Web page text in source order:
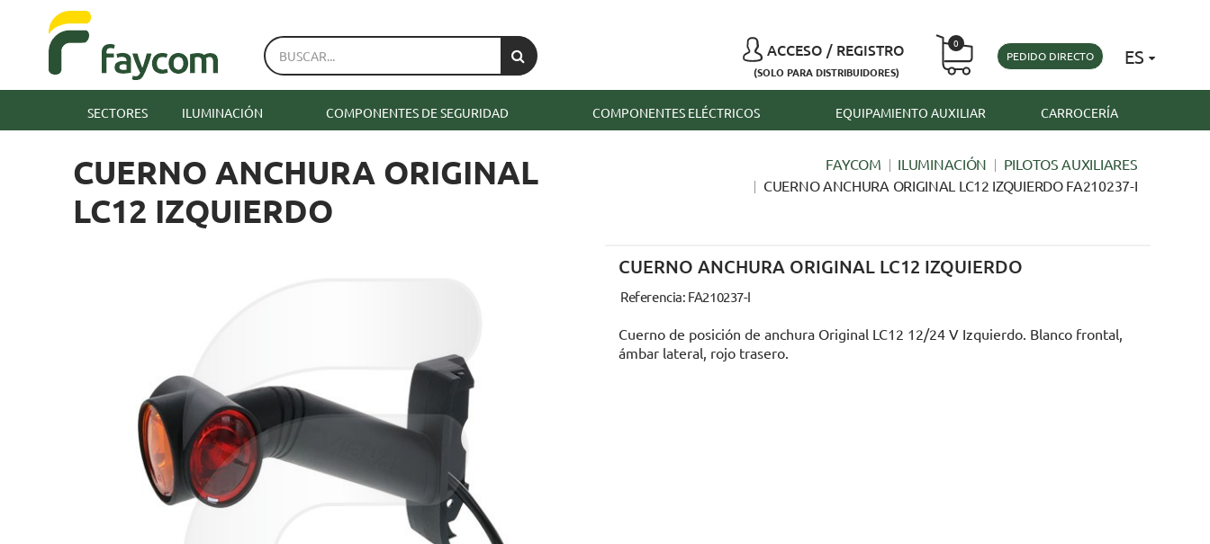
PEDIDO DIRECTO
(SOLO PARA DISTRIBUIDORES)
ES
ACCESO / REGISTRO 0
SECTORES ILUMINACIÓN COMPONENTES DE SEGURIDAD COMPONENTES ELÉCTRICOS EQUIPAMIENTO AUXILIAR CARROCERÍA
CUERNO ANCHURA ORIGINAL
LC12 IZQUIERDO
FAYCOM ILUMINACIÓN
PILOTOS AUXILIARES
CUERNO ANCHURA ORIGINAL LC12 IZQUIERDO FA210237-I
CUERNO ANCHURA ORIGINAL LC12 IZQUIERDO
Referencia: FA210237-I
Cuerno de posición de anchura Original LC12 12/24 V Izquierdo. Blanco frontal,
ámbar lateral, rojo trasero.